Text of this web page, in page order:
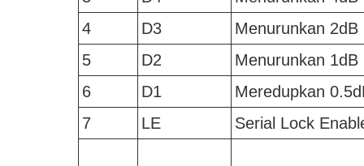
4
D3
Menurunkan 2dB
5
D2
Menurunkan 1dB
6
D1
Meredupkan
7
LE Serial Lock